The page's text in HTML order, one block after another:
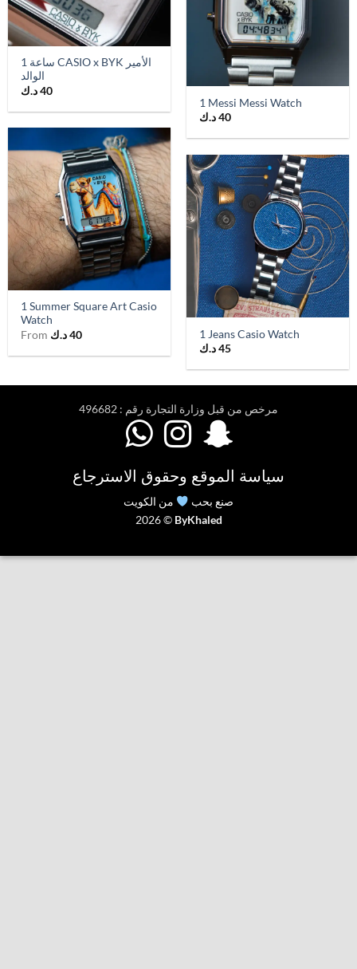
1 ساعة CASIO x BYK الأمير
الوالد
40د.ك
1 Messi Messi Watch
40د.ك
1 Summer Square Art Casio
Watch
From
40د.ك
1 Jeans Casio Watch
45د.ك
مرخص من قبل وزارة التجارة رقم : 496682
  
سياسة الموقع وحقوق الاسترجاع
صنع بحب
من الكويت
2026 © ByKhaled